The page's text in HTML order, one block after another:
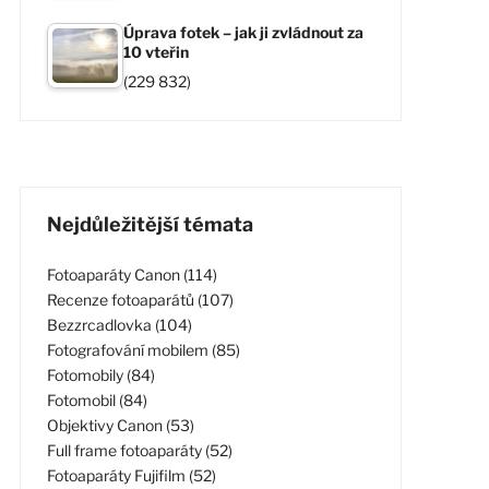
Úprava fotek – jak ji zvládnout za
10 vteřin
(229 832)
Nejdůležitější témata
Fotoaparáty Canon (114)
Recenze fotoaparátů (107)
Bezzrcadlovka (104)
Fotografování mobilem (85)
Fotomobily (84)
Fotomobil (84)
Objektivy Canon (53)
Full frame fotoaparáty (52)
Fotoaparáty Fujifilm (52)